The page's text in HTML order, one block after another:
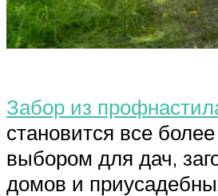
Забор из
становится все
выбором для дач,
домов и